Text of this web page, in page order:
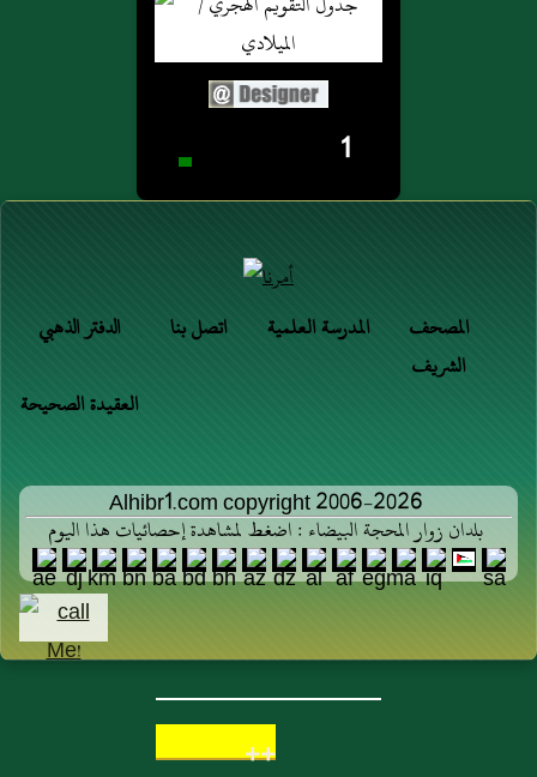
1
الدفتر الذهبي اتصل بنا المدرسة العلمية
المصحف
الشريف
العقيدة الصحيحة
Alhibr1.com copyright 2006-2026
بلدان زوار المحجة البيضاء : اضغط لمشاهدة إحصائيات هذا اليوم
++